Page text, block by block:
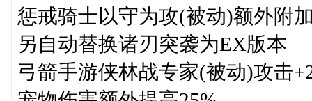
惩戒骑士以守为攻(被动)额外附
另自动替换诸刃突袭为EX版本
弓箭手游侠林战专家(被动)攻击